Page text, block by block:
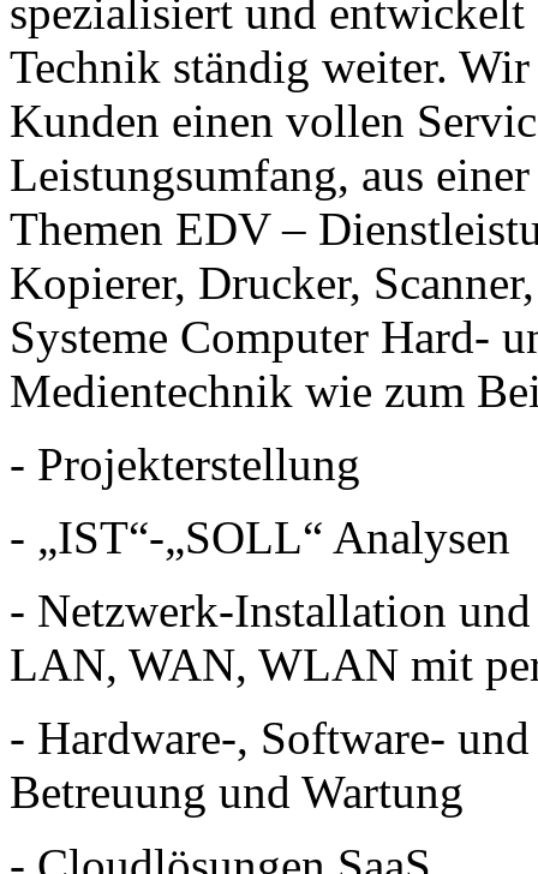
spezialisiert und
Technik ständig weiter. Wir
Kunden einen vollen
Leistungsumfang, aus
Themen EDV –
Kopierer, Drucker,
Systeme Computer Hard-
Medientechnik wie zum
- Projekterstellung
- „IST“-„SOLL“ Analysen
- Netzwerk-Installation
LAN, WAN, WLAN mit
- Hardware-, Software-
Betreuung und Wartung